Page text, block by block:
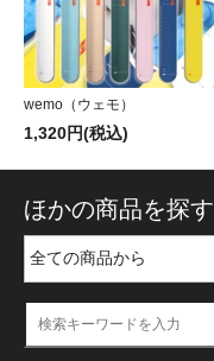
wemo（ウェモ）
1,320円(税込)
ほかの商品を探す